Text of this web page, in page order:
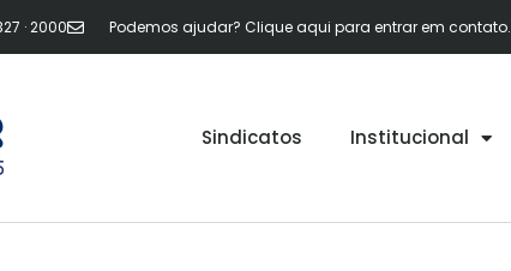
· 2000 Podemos ajudar? Clique aqui para entrar em contato.
Sindicatos Institucional